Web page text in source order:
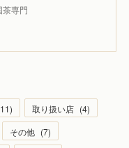
茶専門
11) 取り扱い店 (4)
その他 (7)